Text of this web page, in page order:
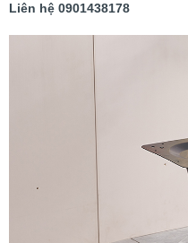
Liên hệ 0901438178